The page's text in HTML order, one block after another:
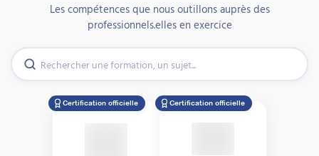
Les compétences que nous outillons auprès des
professionnels.elles en exercice
Certification officielle Certification officielle